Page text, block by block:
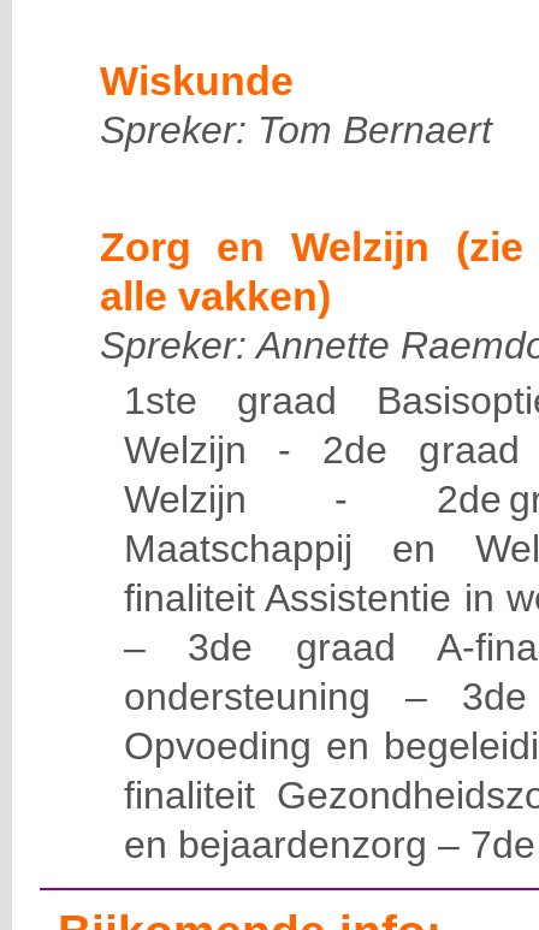
Wiskunde
Spreker: Tom Bernaert
Zorg en Welzijn
alle vakken)
Spreker: Annette
1ste graad
Welzijn - 2de graad
Welzijn - 2de
Maatschappij en
finaliteit Assistentie in
– 3de graad A-
ondersteuning –
Opvoeding en
finaliteit
en bejaardenzorg –